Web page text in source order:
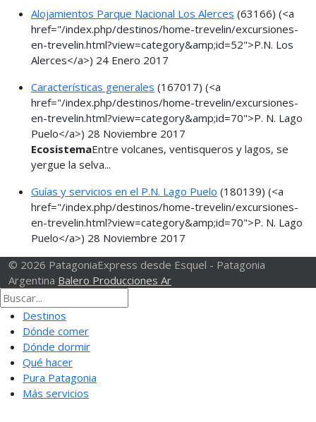
Alojamientos Parque Nacional Los Alerces (63166) (<a
href="/index.php/destinos/home-trevelin/excursiones-
en-trevelin.html?view=category&amp;id=52">P.N. Los
Alerces</a>) 24 Enero 2017
Características generales (167017) (<a
href="/index.php/destinos/home-trevelin/excursiones-
en-trevelin.html?view=category&amp;id=70">P. N. Lago
Puelo</a>) 28 Noviembre 2017
EcosistemaEntre volcanes, ventisqueros y lagos, se
yergue la selva...
Guías y servicios en el P.N. Lago Puelo (180139) (<a
href="/index.php/destinos/home-trevelin/excursiones-
en-trevelin.html?view=category&amp;id=70">P. N. Lago
Puelo</a>) 28 Noviembre 2017
© 2026 PatagoniaExpress desde Esquel - Patagonia
Argentina Balero Producciones Ar
Destinos
Dónde comer
Dónde dormir
Qué hacer
Pura Patagonia
Más servicios